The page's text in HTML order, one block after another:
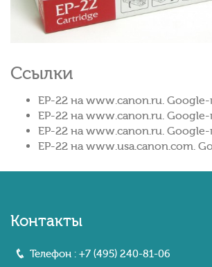
Ссылки
EP-22 на www.canon.ru. Google-
EP-22 на www.canon.ru. Google-
EP-22 на www.canon.ru. Google-
EP-22 на www.usa.canon.com.
Контакты
Телефон : +7 (495) 240-81-06